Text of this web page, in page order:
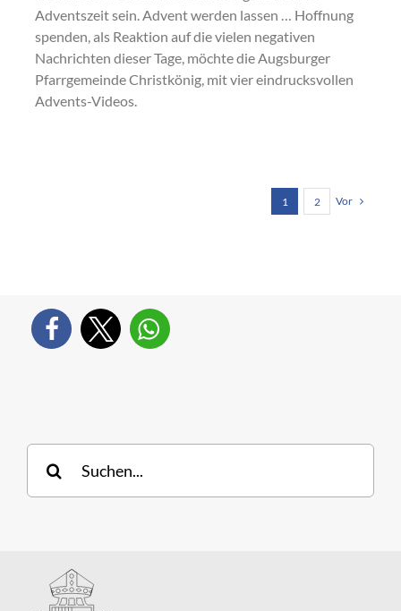
Adventszeit sein. Advent werden lassen … Hoffnung
spenden, als Reaktion auf die vielen negativen
Nachrichten dieser Tage, möchte die Augsburger
Pfarrgemeinde Christkönig, mit vier eindrucksvollen
Advents-Videos.
1 2 Vor
Suche
nach: